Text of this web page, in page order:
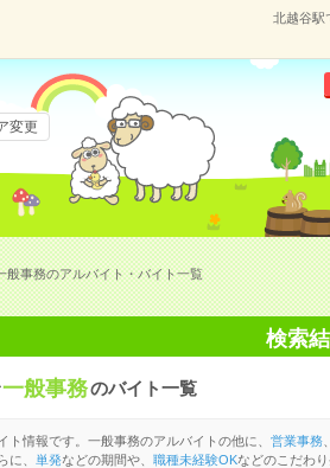
北越谷駅
変更
般事務のアルバイト・バイト一覧
検索
一般事務のバイト一覧
ト情報です。一般事務のアルバイトの他に、 営業事務、
に、
単発などの期間や、 職種未経験OKなどのこだわり